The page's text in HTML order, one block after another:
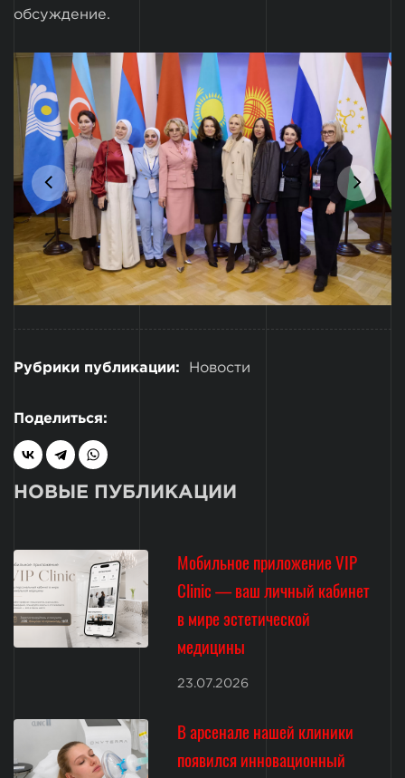
обсуждение.
Рубрики публикации: Новости
Поделиться:
НОВЫЕ ПУБЛИКАЦИИ
Мобильное приложение VIP
Clinic — ваш личный кабинет
в мире эстетической
медицины
23.07.2026
В арсенале нашей клиники
появился инновационный